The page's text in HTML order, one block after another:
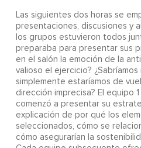
Las siguientes dos horas se
presentaciones, discusiones y
los grupos estuvieron todos
preparaba para presentar sus
en el salón la emoción de la
valioso el ejercicio?
simplemente estaríamos de
dirección imprecisa? El equipo
comenzó a presentar su
explicación de por qué los
seleccionados, cómo se
cómo asegurarían la